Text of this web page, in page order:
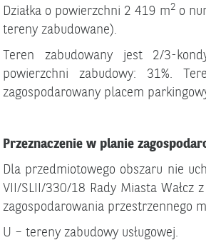
Działka o powierzchni 2 419 m2 o
tereny zabudowane).
Teren zabudowany jest 2/3-
powierzchni zabudowy: 31%.
zagospodarowany placem
Przeznaczenie w planie
Dla przedmiotowego obszaru nie
VII/SLII/330/18 Rady Miasta
zagospodarowania przestrzennego
U – tereny zabudowy usługowej.